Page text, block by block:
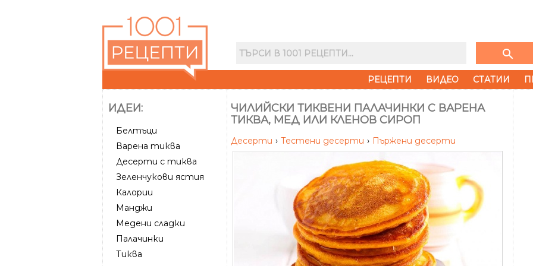
search
РЕЦЕПТИ ВИДЕО СТАТИИ
ИДЕИ:
Белтъци
Варена тиква
Десерти с тиква
Зеленчукови ястия
Калории
Манджи
Медени сладки
Палачинки
Тиква
ЧИЛИЙСКИ ТИКВЕНИ ПАЛАЧИНКИ С ВАРЕНА
ТИКВА, МЕД ИЛИ КЛЕНОВ СИРОП
Десерти › Тестени десерти › Пържени десерти